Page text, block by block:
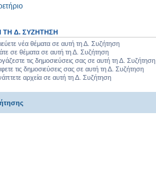
ΤΗ Δ. ΣΥΖΉΤΗΣΗ
νέα θέματα σε αυτή τη Δ. Συζήτηση
σε θέματα σε αυτή τη Δ. Συζήτηση
τις δημοσιεύσεις σας σε αυτή τη Δ. Συζήτηση
τις δημοσιεύσεις σας σε αυτή τη Δ. Συζήτηση
αρχεία σε αυτή τη Δ. Συζήτηση